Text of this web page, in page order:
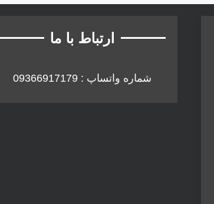
ارتباط با ما
شماره واتساپ : 09366917179